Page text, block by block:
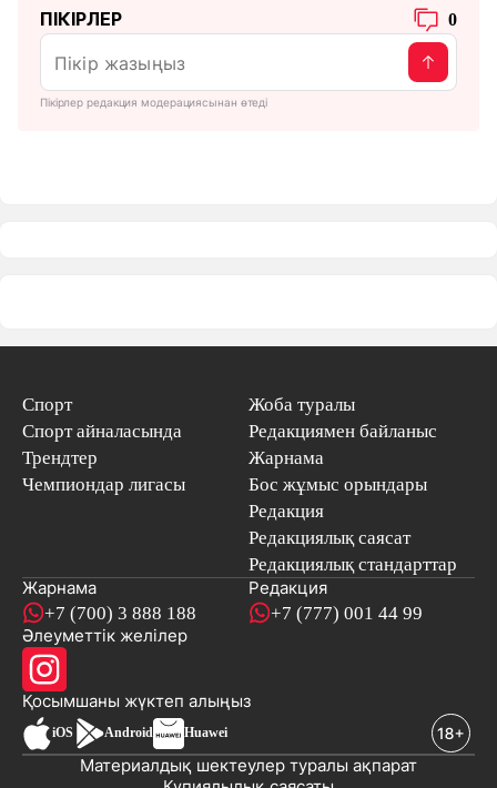
ПІКІРЛЕР 0
Пікірлер редакция модерациясынан өтеді
Спорт
Спорт айналасында
Трендтер
Чемпиондар лигасы
Жоба туралы
Редакциямен байланыс
Жарнама
Бос жұмыс орындары
Редакция
Редакциялық саясат
Редакциялық стандарттар
Жарнама
+7 (700) 3 888 188
Редакция
+7 (777) 001 44 99
Әлеуметтік желілер
Қосымшаны жүктеп алыңыз
iOS Android Huawei
Материалдық шектеулер туралы ақпарат